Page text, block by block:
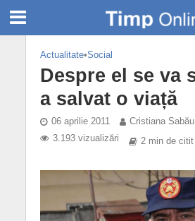
Actualitate•Social
Despre el se va
a salvat o viață
06 aprilie 2011
Cristiana Sabău
3.193 vizualizări
2 min de citit